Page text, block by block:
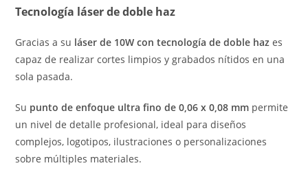
Tecnología láser de doble haz
Gracias a su láser de 10W con tecnología de doble hazes
capaz de realizar cortes limpios y grabados nítidos en una
sola pasada.
Su punto de enfoque ultra fino de 0,06 x 0,08 mm permite
un nivel de detalle profesional, ideal para diseños
complejos, logotipos, ilustraciones o personalizaciones
sobre múltiples materiales.